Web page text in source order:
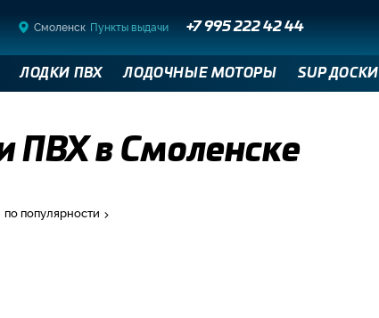
Смоленск Пункты выдачи +7 995 222 42 44
ЛОДКИ ПВХ ЛОДОЧНЫЕ МОТОРЫ SUP ДОСКИ
ПВХ в Смоленске
по популярности